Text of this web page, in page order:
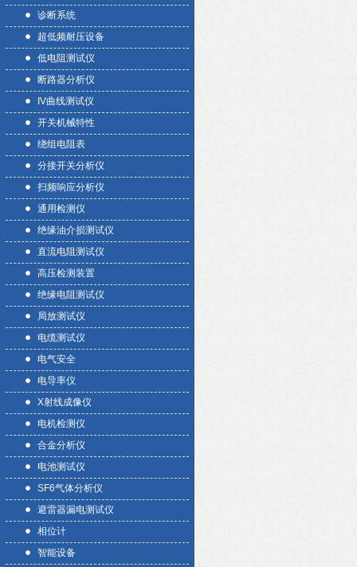
诊断系统
超低频耐压设备
低电阻测试仪
断路器分析仪
IV曲线测试仪
开关机械特性
绕组电阻表
分接开关分析仪
扫频响应分析仪
通用检测仪
绝缘油介损测试仪
直流电阻测试仪
高压检测装置
绝缘电阻测试仪
局放测试仪
电缆测试仪
电气安全
电导率仪
X射线成像仪
电机检测仪
合金分析仪
电池测试仪
SF6气体分析仪
避雷器漏电测试仪
相位计
智能设备